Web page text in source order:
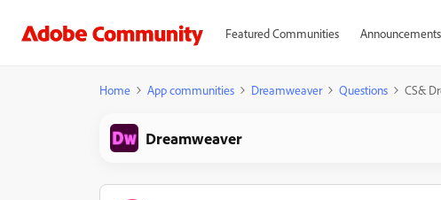
Featured Communities Announcements
Home App communities Dreamweaver Questions CS&
Dreamweaver